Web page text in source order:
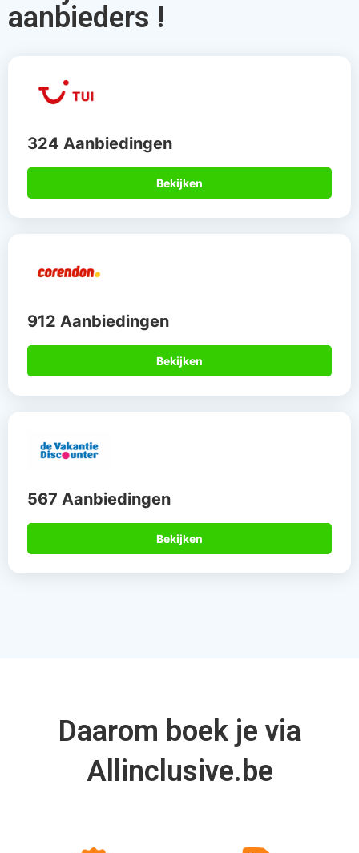
aanbieders !
324 Aanbiedingen
Bekijken
912 Aanbiedingen
Bekijken
567 Aanbiedingen
Bekijken
Daarom boek je via
Allinclusive.be